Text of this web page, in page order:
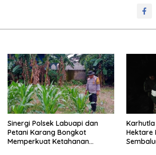
Sinergi Polsek Labuapi dan
Petani Karang Bongkot
Memperkuat Ketahanan
Hektare